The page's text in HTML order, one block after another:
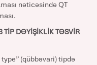
nəticəsində QT
TİP DƏYİŞİKLİK TƏSVİR
(qübbəvari) tipdə